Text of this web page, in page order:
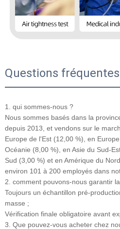
Questions fréquentes
1. qui sommes-nous ?
Nous sommes basés dans la
depuis 2013, et vendons sur le
Europe de l'Est (12,00 %), en
Océanie (8,00 %), en Asie du Sud-
Sud (3,00 %) et en Amérique du
environ 101 à 200 employés dans
2. comment pouvons-nous garantir
Toujours un échantillon pré-
masse ;
Vérification finale obligatoire avant
3. Que pouvez-vous acheter chez